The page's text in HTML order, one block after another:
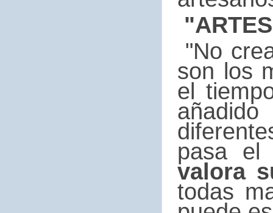
"No
son los
el
pasa el
valora
todas